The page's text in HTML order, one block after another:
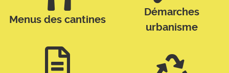
Menus des cantines
Démarches
urbanisme